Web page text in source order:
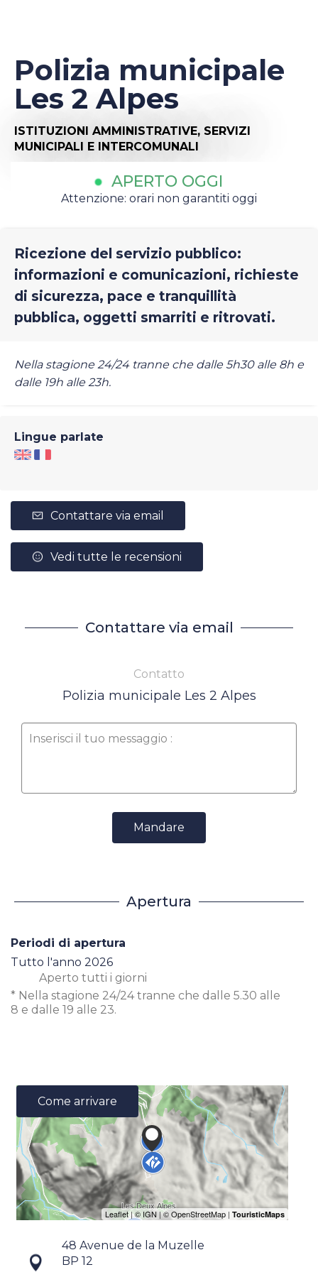
Polizia municipale
Les 2 Alpes
ISTITUZIONI AMMINISTRATIVE, SERVIZI
MUNICIPALI E INTERCOMUNALI
APERTO OGGI
Attenzione: orari non garantiti oggi
Ricezione del servizio pubblico:
informazioni e comunicazioni, richieste
di sicurezza, pace e tranquillità
pubblica, oggetti smarriti e ritrovati.
Nella stagione 24/24 tranne che dalle 5h30 alle 8h e
dalle 19h alle 23h.
Lingue parlate
Contattare via email
Vedi tutte le recensioni
Contattare via email
Contatto
Polizia municipale Les 2 Alpes
Mandare
Apertura
Periodi di apertura
Tutto l'anno 2026
Aperto tutti i giorni
* Nella stagione 24/24 tranne che dalle 5.30 alle
8 e dalle 19 alle 23.
Come arrivare
48 Avenue de la Muzelle
BP 12